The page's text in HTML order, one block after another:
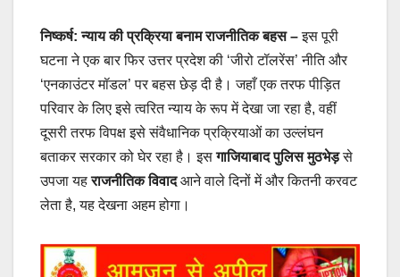
निष्कर्ष: न्याय की प्रक्रिया बनाम राजनीतिक बहस –इस पूरी
घटना ने एक बार फिर उत्तर प्रदेश की ‘जीरो टॉलरेंस’ नीति और
‘एनकाउंटर मॉडल’ पर बहस छेड़ दी है। जहाँ एक तरफ पीड़ित
परिवार के लिए इसे त्वरित न्याय के रूप में देखा जा रहा है, वहीं
दूसरी तरफ विपक्ष इसे संवैधानिक प्रक्रियाओं का उल्लंघन
बताकर सरकार को घेर रहा है। इसगाजियाबाद पुलिस मुठभेड़से
उपजा यहराजनीतिक विवादआने वाले दिनों में और कितनी करवट
लेता है, यह देखना अहम होगा।